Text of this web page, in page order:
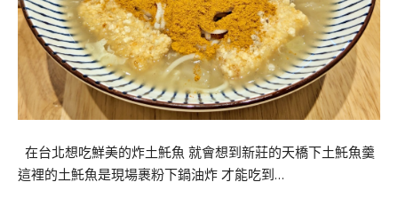
在台北想吃鮮美的炸土魠魚 就會想到新莊的天橋下土魠魚羹
這裡的土魠魚是現場裹粉下鍋油炸 才能吃到…